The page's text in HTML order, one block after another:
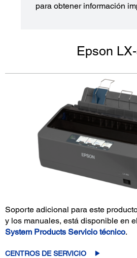
para obtener información
Epson
Soporte adicional para este
y los manuales, está disponible en
System Products Servicio técnico.
CENTROS DE SERVICIO